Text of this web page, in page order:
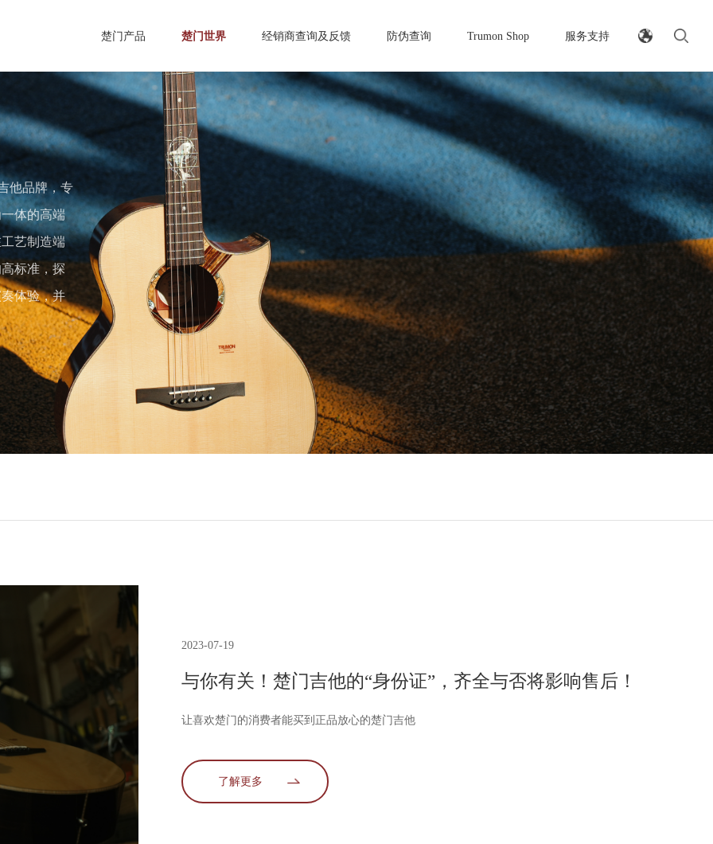
楚门产品 楚门世界 经销商查询及反馈 防伪查询 Trumon Shop 服务支持
他品牌，专
体的高端
艺制造端
标准，探
体验，并
2023-07-19
与你有关！楚门吉他的“身份证”，齐全与否将影响售后！
让喜欢楚门的消费者能买到正品放心的楚门吉他
了解更多